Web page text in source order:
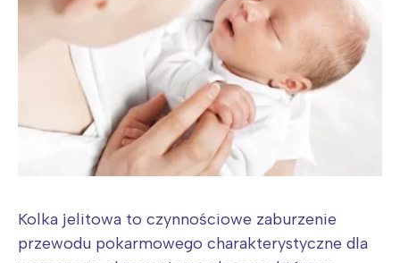
Kolka jelitowa to czynnościowe zaburzenie
przewodu pokarmowego charakterystyczne dla